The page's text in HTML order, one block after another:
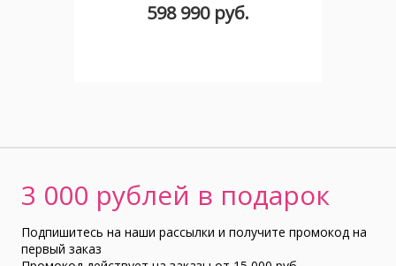
598 990 руб.
3 000 рублей в подарок
Подпишитесь на наши рассылки и получите промокод на
первый заказ